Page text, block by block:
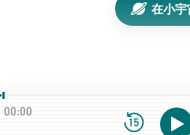
你可知道，失业不是被时代
人生的策展人；
在小宇
00:00